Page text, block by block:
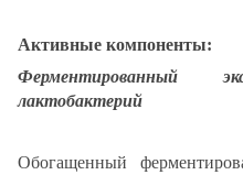
Активные компоненты:
Ферментированный
лактобактерий
Обогащенный